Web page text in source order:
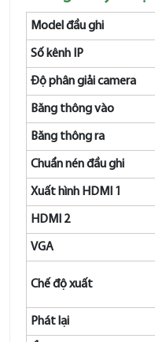
Model đầu ghi
Số kênh IP
Độ phân giải camera
Băng thông vào
Băng thông ra
Chuẩn nén đầu ghi
Xuất hình HDMI 1
HDMI 2
VGA
Chế độ xuất
Phát lại